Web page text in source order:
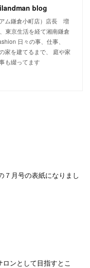
blog
ム鎌倉小町店）店長 増
東京生活を経て湘南鎌倉
日々の事、仕事、
家を建てるまで、 庭や家
も綴ってます
月号の表紙になりまし
ロンとして目指すとこ